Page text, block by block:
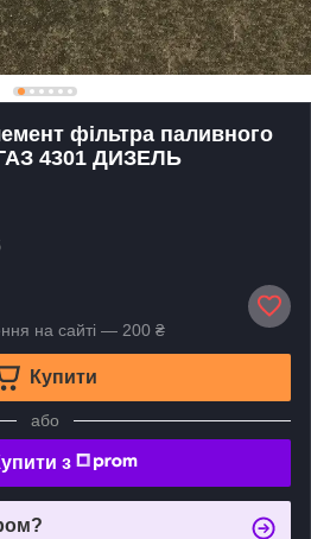
фільтра паливного
4301 ДИЗЕЛЬ
на сайті — 200 ₴
Купити
або
з